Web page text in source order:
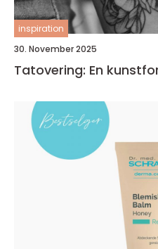
inspiration
30. November 2025
Tatovering: En